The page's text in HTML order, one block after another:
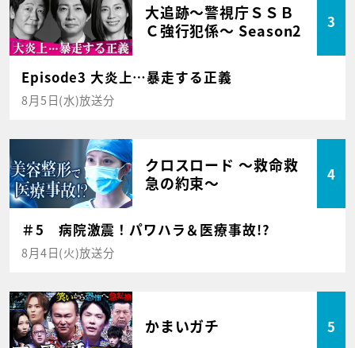
大追跡～警視庁ＳＳＢ
Ｃ強行犯係～ Season2
3
Episode3 大炎上…暴走する正義
8月5日(水)放送分
クロスロード ～救命救
急の約束～
4
＃5 病院激震！パワハラ＆医療事故!?
8月4日(火)放送分
かまいガチ 5